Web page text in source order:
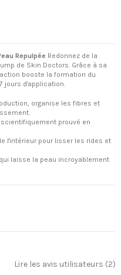
Repulpée Redonnez de la
de Skin Doctors. Grâce à sa
booste la formation du
jours d'application.
organise les fibres et
prouvé en
l'intérieur pour lisser les rides et
laisse la peau incroyablement
Lire les avis utilisateurs (2)